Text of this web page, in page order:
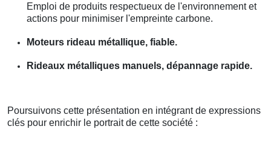
Emploi de produits respectueux de l'environnement et
actions pour minimiser l'empreinte carbone.
Moteurs rideau métallique, fiable.
Rideaux métalliques manuels, dépannage rapide.
Poursuivons cette présentation en intégrant de expressions
clés pour enrichir le portrait de cette société :